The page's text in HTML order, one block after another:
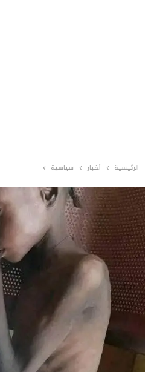
الرئيسية أخبار سياسية